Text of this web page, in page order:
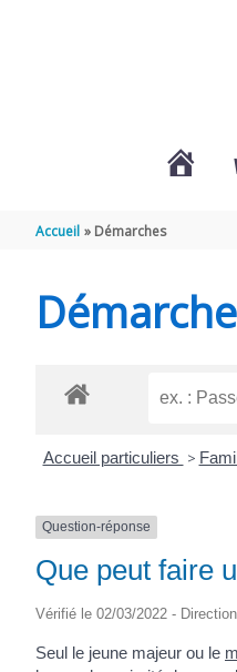
Accueil Démarches
Accueil particuliers >
Question-réponse
Que peut faire
Vérifié le 02/03/2022 -
Seul le jeune majeur ou le